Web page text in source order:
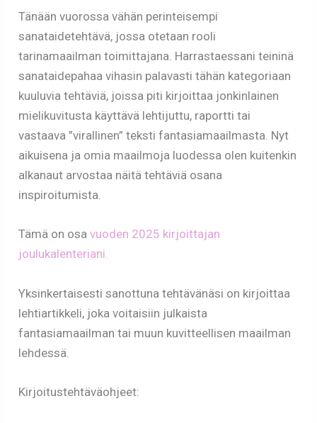
Tänään vuorossa vähän perinteisempi
sanataidetehtävä, jossa otetaan rooli
tarinamaailman toimittajana. Harrastaessani teininä
sanataidepahaa vihasin palavasti tähän kategoriaan
kuuluvia tehtäviä, joissa piti kirjoittaa jonkinlainen
mielikuvitusta käyttävä lehtijuttu, raportti tai
vastaava ”virallinen” teksti fantasiamaailmasta. Nyt
aikuisena ja omia maailmoja luodessa olen kuitenkin
alkanaut arvostaa näitä tehtäviä osana
inspiroitumista.
Tämä on osavuoden 2025 kirjoittajan
joulukalenteriani.
Yksinkertaisesti sanottuna tehtävänäsi on kirjoittaa
lehtiartikkeli, joka voitaisiin julkaista
fantasiamaailman tai muun kuvitteellisen maailman
lehdessä.
Kirjoitustehtäväohjeet: